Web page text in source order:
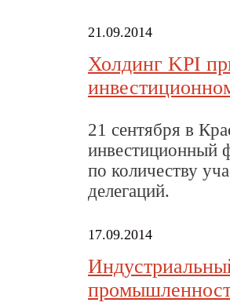
21.09.2014
Холдинг KPI
21 сентября в
инвестиционный
по количеству
делегаций.
17.09.2014